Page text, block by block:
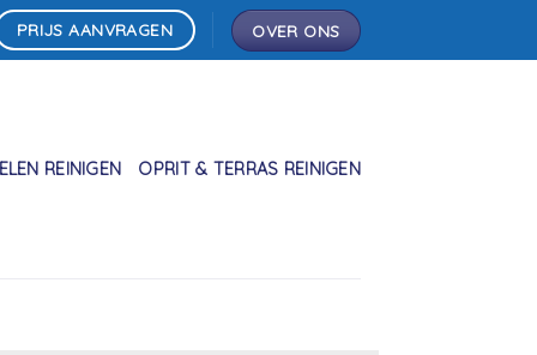
PRIJS AANVRAGEN OVER ONS
REINIGEN OPRIT & TERRAS REINIGEN